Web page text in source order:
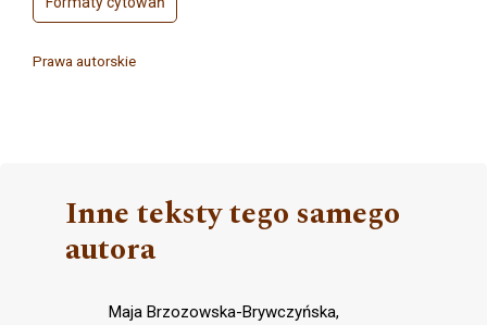
Prawa autorskie
Inne teksty tego samego
autora
Maja Brzozowska-Brywczyńska,